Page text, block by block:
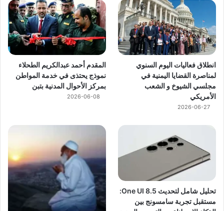
انطلاق فعاليات اليوم السنوي
لمناصرة القضايا اليمنية في
مجلسي الشيوخ و الشعب
الأمريكي
2026-06-27
المقدم أحمد عبدالكريم الطحلاء
نموذج يحتذى في خدمة المواطن
بمركز الأحوال المدنية بتبن
2026-06-08
تحليل شامل لتحديث One UI 8.5:
مستقبل تجربة سامسونج بين